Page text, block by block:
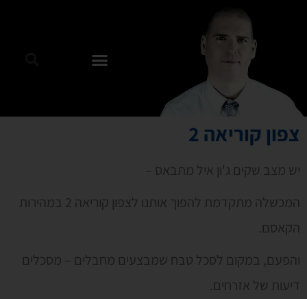
צפון קוריאה 2
יש מצב שקים ג'ון איל מתבאס –
המכשלה מתקדמת להפוך אותנו לצפון קוריאה 2 במהירות
הקאסם.
והפעם, במקום לסכל טבח שמבצעים מחבלים – מסכלים
דיעות של אזרחים.